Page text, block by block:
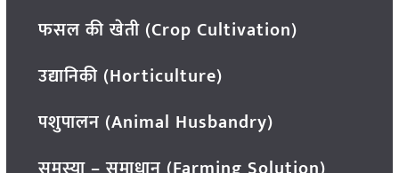
फसल की खेती (Crop Cultivation)
उद्यानिकी (Horticulture)
पशुपालन (Animal Husbandry)